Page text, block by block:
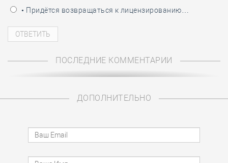
• Придётся возвращаться к лицензированию…
ПОСЛЕДНИЕ КОММЕНТАРИИ
ДОПОЛНИТЕЛЬНО